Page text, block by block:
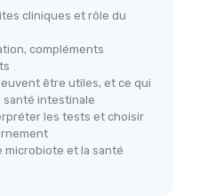
cliniques et rôle du
compléments
être utiles, et ce qui
intestinale
les tests et choisir
microbiote et la santé